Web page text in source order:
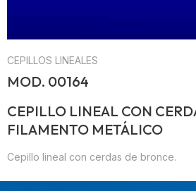
CEPILLOS LINEALES
MOD. 00164
CEPILLO LINEAL CON
FILAMENTO METÁLICO
Cepillo lineal con cerdas de bronce.